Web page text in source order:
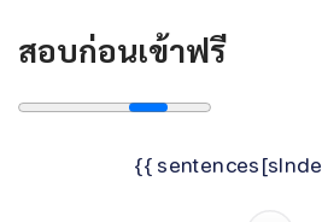
สอบก่อนเข้าฟรี
{{